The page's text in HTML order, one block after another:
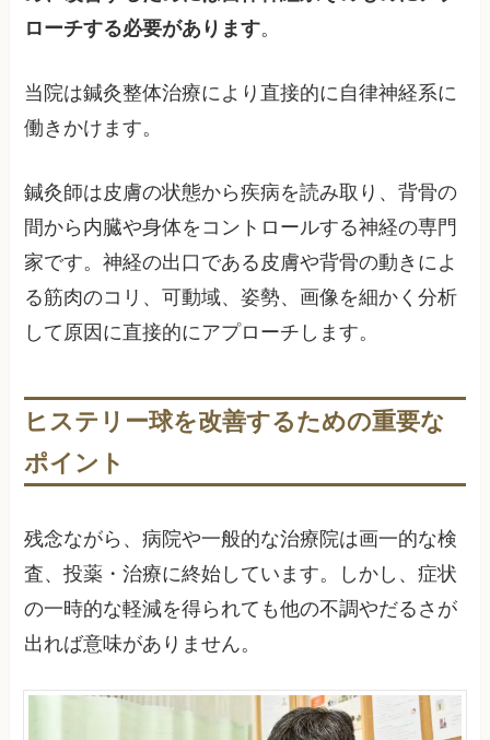
ローチする必要があります。
当院は鍼灸整体治療により直接的に自律神経系に
働きかけます。
鍼灸師は皮膚の状態から疾病を読み取り、背骨の
間から内臓や身体をコントロールする神経の専門
家です。神経の出口である皮膚や背骨の動きによ
る筋肉のコリ、可動域、姿勢、画像を細かく分析
して原因に直接的にアプローチします。
ヒステリー球を改善するための重要な
ポイント
残念ながら、病院や一般的な治療院は画一的な検
査、投薬・治療に終始しています。しかし、症状
の一時的な軽減を得られても他の不調やだるさが
出れば意味がありません。